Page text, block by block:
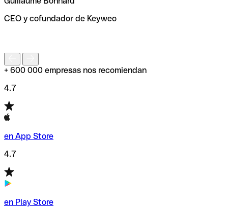
de enviar tu transferencia.
CEO y cofundador de Keyweo
+ 600 000 empresas nos recomiendan
4.7
en App Store
4.7
en Play Store